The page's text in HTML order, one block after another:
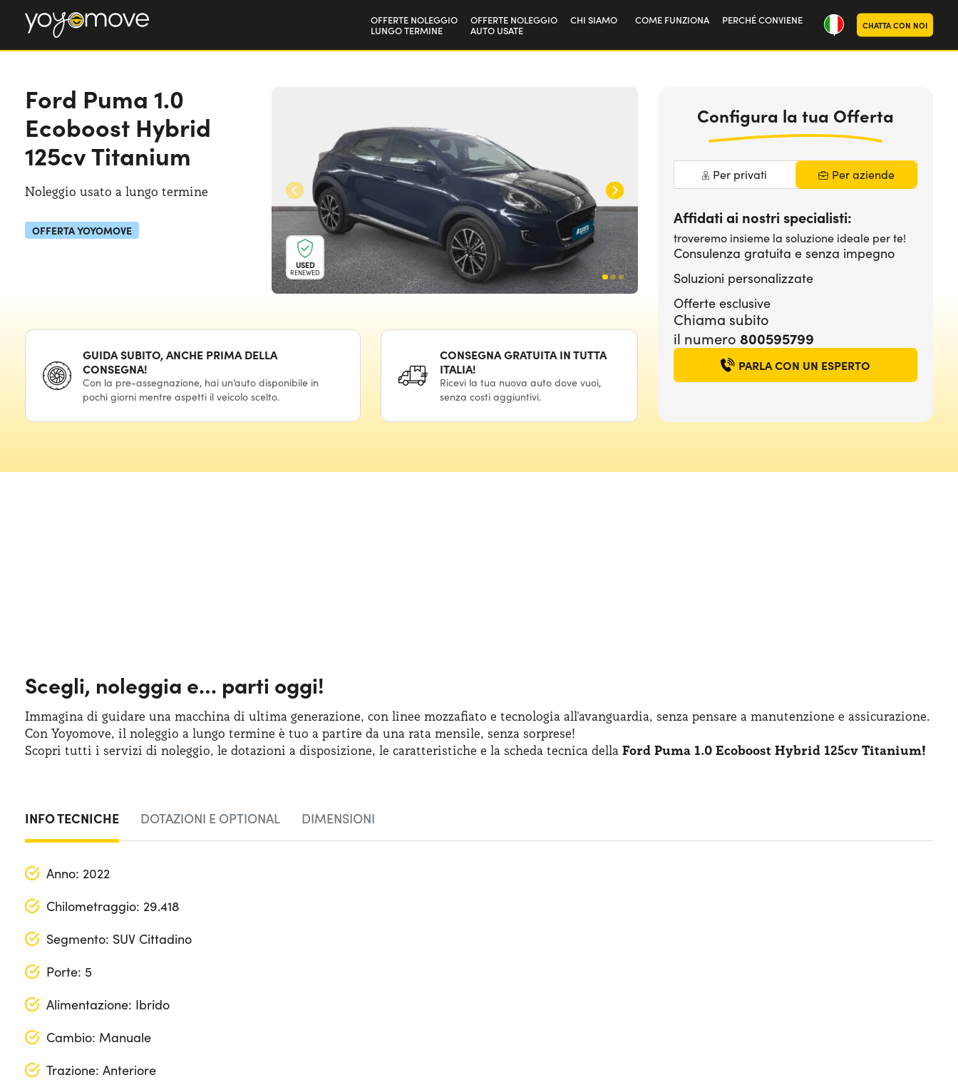
OFFERTE NOLEGGIO
LUNGO TERMINE
OFFERTE NOLEGGIO
AUTO USATE
CHI SIAMO COME FUNZIONA PERCHÉ CONVIENE CHATTA CON NOI
USED
RENEWED
OFFERTA YOYOMOVE
Ford Puma 1.0
Ecoboost Hybrid
125cv Titanium
Noleggio usato a lungo termine
Configura la tua Offerta
Per privati Per aziende
Affidati ai nostri specialisti:
troveremo insieme la soluzione ideale per te!
Consulenza gratuita e senza impegno
Soluzioni personalizzate
Offerte esclusive
Chiama subito
il numero 800595799
PARLA CON UN ESPERTO
GUIDA SUBITO, ANCHE PRIMA DELLA
CONSEGNA!
Con la pre-assegnazione, hai un’auto disponibile in
pochi giorni mentre aspetti il veicolo scelto.
CONSEGNA GRATUITA IN TUTTA
ITALIA!
Ricevi la tua nuova auto dove vuoi,
senza costi aggiuntivi.
Scegli, noleggia e… parti oggi!
Immagina di guidare una macchina di ultima generazione, con linee mozzafiato e tecnologia all'avanguardia, senza pensare a manutenzione e assicurazione.
Con Yoyomove, il noleggio a lungo termine è tuo a partire da una rata mensile, senza sorprese!
Scopri tutti i servizi di noleggio, le dotazioni a disposizione, le caratteristiche e la scheda tecnica della Ford Puma 1.0 Ecoboost Hybrid 125cv Titanium!
INFO TECNICHE DOTAZIONI E OPTIONAL DIMENSIONI
Anno: 2022
Chilometraggio: 29.418
Segmento: SUV Cittadino
Porte: 5
Alimentazione: Ibrido
Cambio: Manuale
Trazione: Anteriore